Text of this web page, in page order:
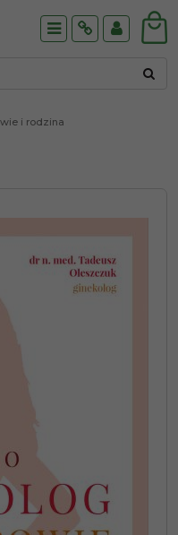
MenuInfoPanel
i rodzina